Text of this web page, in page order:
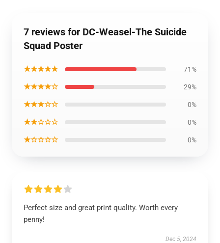
7 reviews for DC-Weasel-The Suicide
Squad Poster
★★★★★ 71%
★★★★☆ 29%
★★★☆☆ 0%
★★☆☆☆ 0%
★☆☆☆☆ 0%
Perfect size and great print quality. Worth every
penny!
Dec 5, 2024